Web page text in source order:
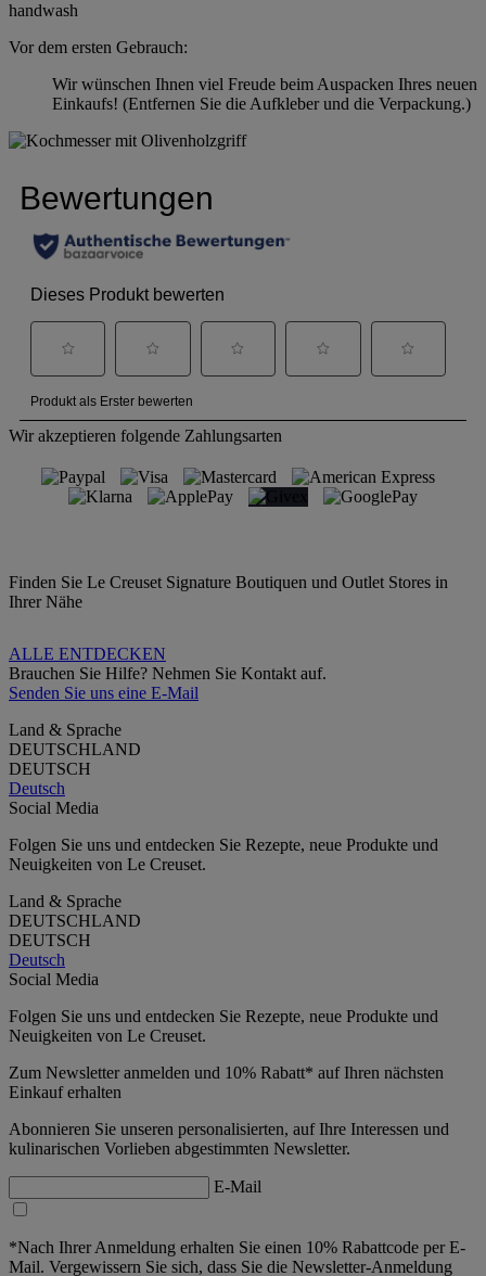
handwash
Vor dem ersten Gebrauch:
Wir wünschen Ihnen viel Freude beim Auspacken Ihres neuen
Einkaufs! (Entfernen Sie die Aufkleber und die Verpackung.)
Wir akzeptieren folgende Zahlungsarten
Finden Sie Le Creuset Signature Boutiquen und Outlet Stores in
Ihrer Nähe
ALLE ENTDECKEN
Brauchen Sie Hilfe? Nehmen Sie Kontakt auf.
Senden Sie uns eine E-Mail
Land & Sprache
DEUTSCHLAND
DEUTSCH
Deutsch
Social Media
Folgen Sie uns und entdecken Sie Rezepte, neue Produkte und
Neuigkeiten von Le Creuset.
Land & Sprache
DEUTSCHLAND
DEUTSCH
Deutsch
Social Media
Folgen Sie uns und entdecken Sie Rezepte, neue Produkte und
Neuigkeiten von Le Creuset.
Zum Newsletter anmelden und 10% Rabatt* auf Ihren nächsten
Einkauf erhalten
Abonnieren Sie unseren personalisierten, auf Ihre Interessen und
kulinarischen Vorlieben abgestimmten Newsletter.
E-Mail
*Nach Ihrer Anmeldung erhalten Sie einen 10% Rabattcode per E-
Mail. Vergewissern Sie sich, dass Sie die Newsletter-Anmeldung